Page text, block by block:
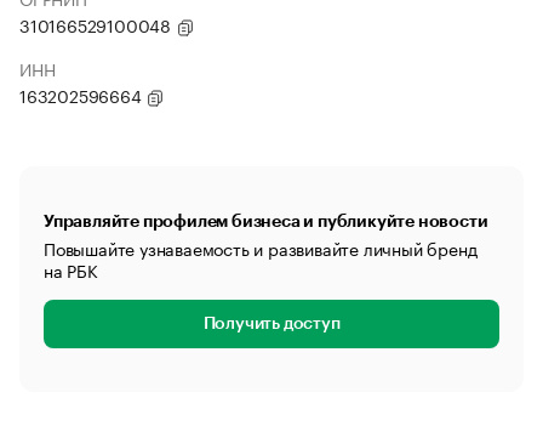
310166529100048
ИНН
163202596664
Управляйте профилем бизнеса и публикуйте новости
Повышайте узнаваемость и развивайте личный бренд
на РБК
Получить доступ